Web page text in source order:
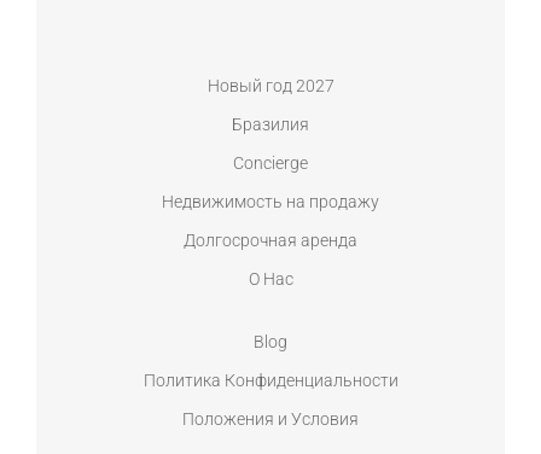
Новый год 2027
Бразилия
Concierge
Недвижимость на продажу
Долгосрочная аренда
О Нас
Blog
Политика Конфиденциальности
Положения и Условия